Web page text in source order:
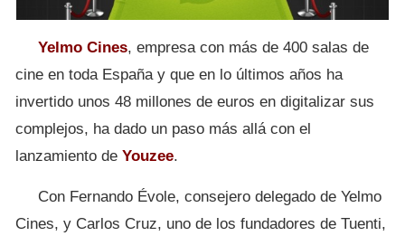
Yelmo Cines, empresa con más de 400 salas de
cine en toda España y que en lo últimos años ha
invertido unos 48 millones de euros en digitalizar sus
complejos, ha dado un paso más allá con el
lanzamiento de Youzee.
Con Fernando Évole, consejero delegado de Yelmo
Cines, y Carlos Cruz, uno de los fundadores de Tuenti,